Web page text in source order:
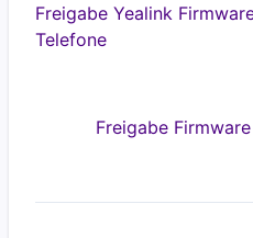
Freigabe Yealink
Telefone
Freigabe